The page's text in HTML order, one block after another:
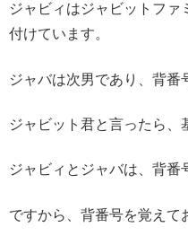
ジャビィはジャビットファ
付けています。
ジャバは次男であり、背番
ジャビット君と言ったら、
ジャビィとジャバは、背番
ですから、背番号を覚えて